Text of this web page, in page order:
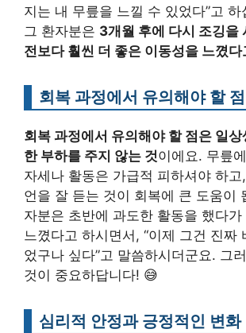
지는 내 무릎을 느낄 수 있었다”고 하
그 환자분은 3개월 후에 다시 조깅을
전보다 훨씬 더 좋은 이동성을 느꼈다
회복 과정에서 유의해야 할 점
회복 과정에서 유의해야 할 점은 일
한 부하를 주지 않는 것이에요. 무릎
자세나 활동은 가급적 피하셔야 하
언을 잘 듣는 것이 회복에 큰 도움이
자분은 초반에 과도한 활동을 했다
느꼈다고 하시면서, “이제 그건 진짜
었구나 싶다”고 말씀하시더군요. 그
것이 중요하답니다! 😅
심리적 안정과 긍정적인 변화